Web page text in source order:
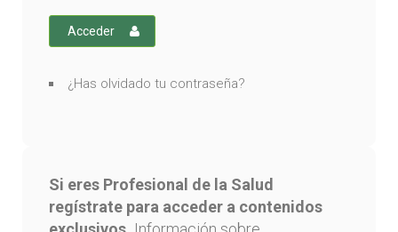
Acceder
¿Has olvidado tu contraseña?
Si eres Profesional de la Salud
regístrate para acceder a contenidos